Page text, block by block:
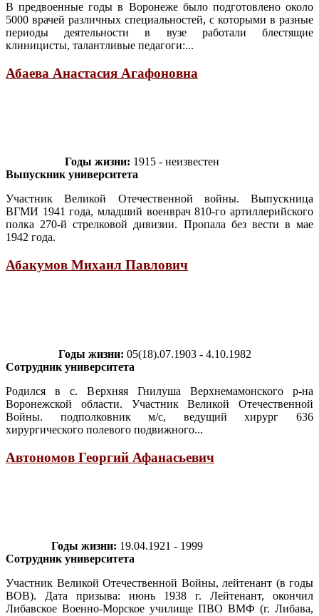
В предвоенные годы в Воронеже было подготовлено около
5000 врачей различных специальностей, с которыми в разные
периоды деятельности в вузе работали блестящие
клиницисты, талантливые педагоги:...
Абаева Анастасия Агафоновна
Годы жизни: 1915 - неизвестен
Выпускник университета
Участник Великой Отечественной войны. Выпускница
ВГМИ 1941 года, младший военврач 810-го артиллерийского
полка 270-й стрелковой дивизии. Пропала без вести в мае
1942 года.
Абакумов Михаил Павлович
Годы жизни: 05(18).07.1903 - 4.10.1982
Сотрудник университета
Родился в с. Верхняя Гнилуша Верхнемамонского р-на
Воронежской области. Участник Великой Отечественной
Войны. подполковник м/с, ведущий хирург 636
хирургического полевого подвижного...
Автономов Георгий Афанасьевич
Годы жизни: 19.04.1921 - 1999
Сотрудник университета
Участник Великой Отечественной Войны, лейтенант (в годы
ВОВ). Дата призыва: июнь 1938 г. Лейтенант, окончил
Либавское Военно-Морское училище ПВО ВМФ (г. Либава,